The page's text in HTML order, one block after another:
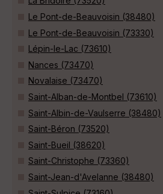
Le Pont-de-Beauvoisin (38480)
Le Pont-de-Beauvoisin (73330)
Lépin-le-Lac (73610)
Nances (73470)
Novalaise (73470)
Saint-Alban-de-Montbel (73610)
Saint-Albin-de-Vaulserre (38480)
Saint-Béron (73520)
Saint-Bueil (38620)
Saint-Christophe (73360)
Saint-Jean-d'Avelanne (38480)